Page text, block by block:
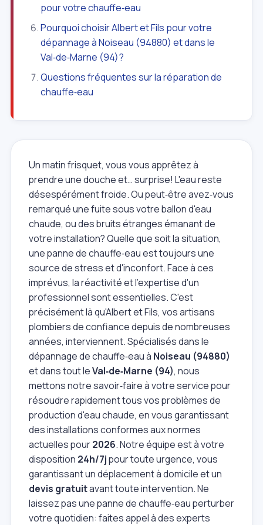
pour votre chauffe‑eau
Pourquoi choisir Albert et Fils pour votre
dépannage à Noiseau (94880) et dans le
Val‑de‑Marne (94)?
Questions fréquentes sur la réparation de
chauffe‑eau
Un matin frisquet, vous vous apprêtez à
prendre une douche et… surprise! L'eau reste
désespérément froide. Ou peut‑être avez‑vous
remarqué une fuite sous votre ballon d'eau
chaude, ou des bruits étranges émanant de
votre installation? Quelle que soit la situation,
une panne de chauffe‑eau est toujours une
source de stress et d'inconfort. Face à ces
imprévus, la réactivité et l'expertise d'un
professionnel sont essentielles. C'est
précisément là qu'Albert et Fils, vos artisans
plombiers de confiance depuis de nombreuses
années, interviennent. Spécialisés dans le
dépannage de chauffe‑eau à Noiseau (94880)
et dans tout leVal‑de‑Marne (94), nous
mettons notre savoir‑faire à votre service pour
résoudre rapidement tous vos problèmes de
production d'eau chaude, en vous garantissant
des installations conformes aux normes
actuelles pour2026. Notre équipe est à votre
disposition 24h/7jpour toute urgence, vous
garantissant un déplacement à domicile et un
devis gratuitavant toute intervention. Ne
laissez pas une panne de chauffe‑eau perturber
votre quotidien: faites appel à des experts